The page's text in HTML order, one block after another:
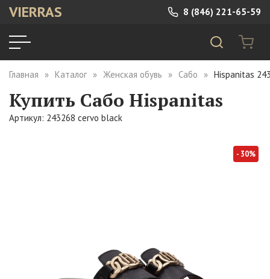
VIERRAS 8 (846) 221-65-59
Главная Каталог Женская обувь Сабо Hispanitas
Купить Сабо Hispanitas
Артикул: 243268 cervo black
- 30%